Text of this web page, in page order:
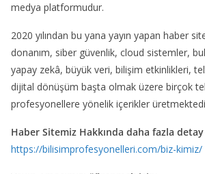
medya platformudur.
2020 yılından bu yana yayın yapan haber
donanım, siber güvenlik, cloud sistemler,
yapay zekâ, büyük veri, bilişim etkinlikleri,
dijital dönüşüm başta olmak üzere birçok
profesyonellere yönelik içerikler
Haber Sitemiz Hakkında daha fazla
https://bilisimprofesyonelleri.com/biz-kimiz/